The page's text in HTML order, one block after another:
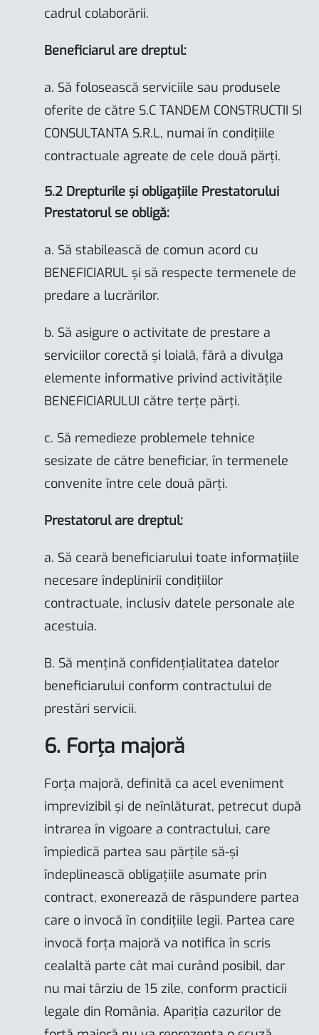
cadrul colaborării.
Beneficiarul are dreptul:
a. Să folosească serviciile sau produsele
oferite de către S.C TANDEM CONSTRUCTII SI
CONSULTANTA S.R.L, numai în condițiile
contractuale agreate de cele două părți.
5.2 Drepturile și obligațiile Prestatorului
Prestatorul se obligă:
a. Să stabilească de comun acord cu
BENEFICIARUL și să respecte termenele de
predare a lucrărilor.
b. Să asigure o activitate de prestare a
serviciilor corectă și loială, fără a divulga
elemente informative privind activitățile
BENEFICIARULUI către terțe părți.
c. Să remedieze problemele tehnice
sesizate de către beneficiar, în termenele
convenite între cele două părți.
Prestatorul are dreptul:
a. Să ceară beneficiarului toate informațiile
necesare îndeplinirii condițiilor
contractuale, inclusiv datele personale ale
acestuia.
B. Să mențină confidențialitatea datelor
beneficiarului conform contractului de
prestări servicii.
6. Forța majoră
Forța majoră, definită ca acel eveniment
imprevizibil și de neînlăturat, petrecut după
intrarea în vigoare a contractului, care
împiedică partea sau părțile să-și
îndeplinească obligațiile asumate prin
contract, exonerează de răspundere partea
care o invocă în condițiile legii. Partea care
invocă forța majoră va notifica în scris
cealaltă parte cât mai curând posibil, dar
nu mai târziu de 15 zile, conform practicii
legale din România. Apariția cazurilor de